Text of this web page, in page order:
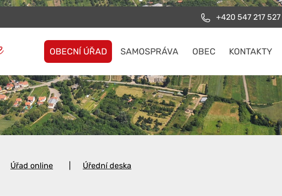
+420 547 217 527
OBECNÍ ÚŘAD SAMOSPRÁVA OBEC KONTAKTY
Úřad online Úřední deska